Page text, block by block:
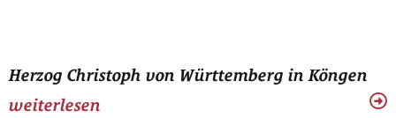
Herzog Christoph von Württemberg in Köngen
weiterlesen